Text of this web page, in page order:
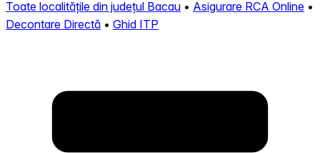
Toate localitățile din județul Bacau • Asigurare RCA Online •
Decontare Directă • Ghid ITP